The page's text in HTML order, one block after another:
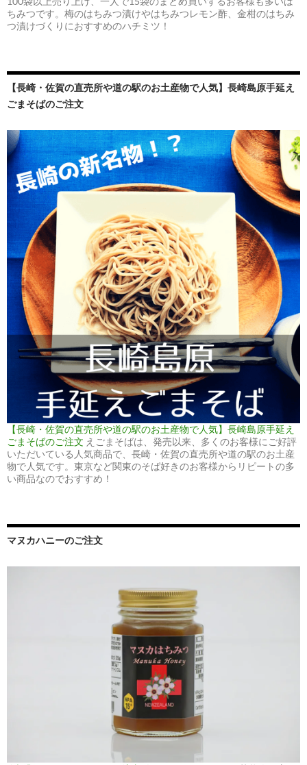
ちみつです。梅のはちみつ漬けやはちみつレモン酢、金柑のはちみ
つ漬けづくりにおすすめのハチミツ！
【長崎・佐賀の直売所や道の駅のお土産物で人気】長崎島原手延え
ごまそばのご注文
【長崎・佐賀の直売所や道の駅のお土産物で人気】長崎島原手延え
ごまそばのご注文 えごまそばは、発売以来、多くのお客様にご好評
いただいている人気商品で、長崎・佐賀の直売所や道の駅のお土産
物で人気です。東京など関東のそば好きのお客様からリピートの多
い商品なのでおすすめ！
マヌカハニーのご注文